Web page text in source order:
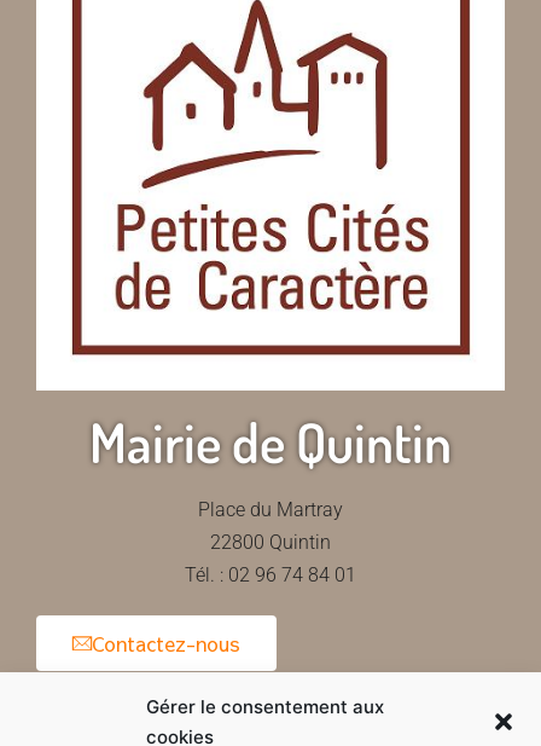
Gérer le consentement aux
cookies
Mairie de Quintin
Place du Martray
22800 Quintin
Tél. : 02 96 74 84 01
Contactez-nous